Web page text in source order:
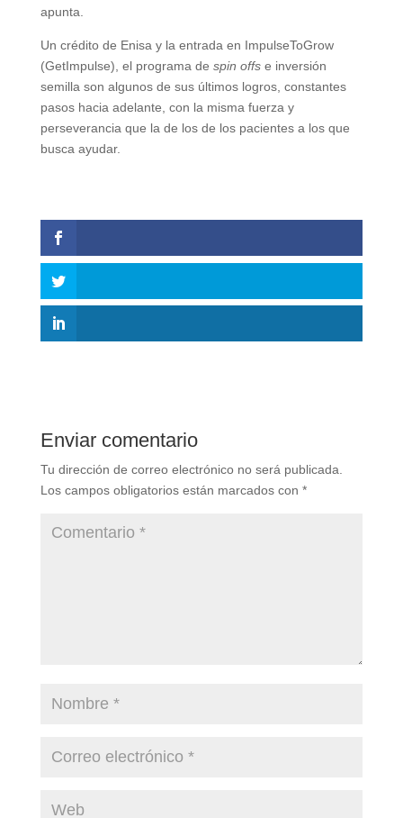
apunta.
Un crédito de Enisa y la entrada en ImpulseToGrow
(GetImpulse), el programa de spin offse inversión
semilla son algunos de sus últimos logros, constantes
pasos hacia adelante, con la misma fuerza y
perseverancia que la de los de los pacientes a los que
busca ayudar.
Enviar comentario
Tu dirección de correo electrónico no será publicada.
Los campos obligatorios están marcados con *